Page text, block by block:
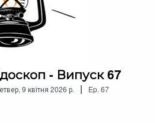
- Випуск 67
9 квітня 2026 р. | Ep. 67